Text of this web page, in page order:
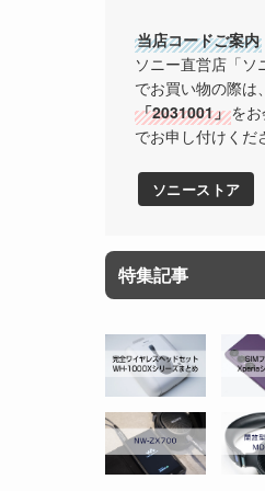
当店コードご案内
ソニー直営店「ソ
でお買い物の際は
「2031001」を
でお申し付けくだ
ソニーストア
特集記事